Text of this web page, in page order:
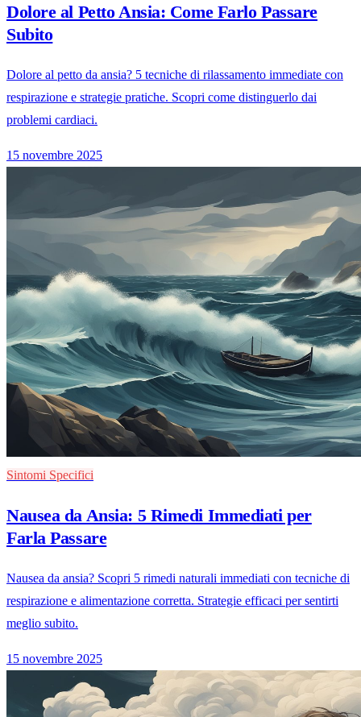
Dolore al Petto Ansia: Come Farlo Passare
Subito
Dolore al petto da ansia? 5 tecniche di rilassamento immediate con
respirazione e strategie pratiche. Scopri come distinguerlo dai
problemi cardiaci.
15 novembre 2025
Sintomi Specifici
Nausea da Ansia: 5 Rimedi Immediati per
Farla Passare
Nausea da ansia? Scopri 5 rimedi naturali immediati con tecniche di
respirazione e alimentazione corretta. Strategie efficaci per sentirti
meglio subito.
15 novembre 2025